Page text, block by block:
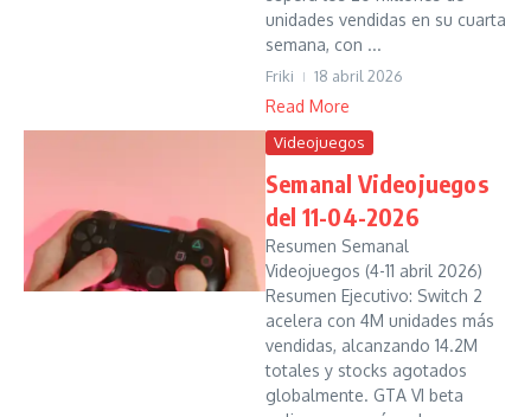
unidades vendidas en su cuarta
semana, con ...
Friki 18 abril 2026
Read More
Videojuegos
Semanal Videojuegos
del 11-04-2026
Resumen Semanal
Videojuegos (4-11 abril 2026)
Resumen Ejecutivo: Switch 2
acelera con 4M unidades más
vendidas, alcanzando 14.2M
totales y stocks agotados
globalmente. GTA VI beta